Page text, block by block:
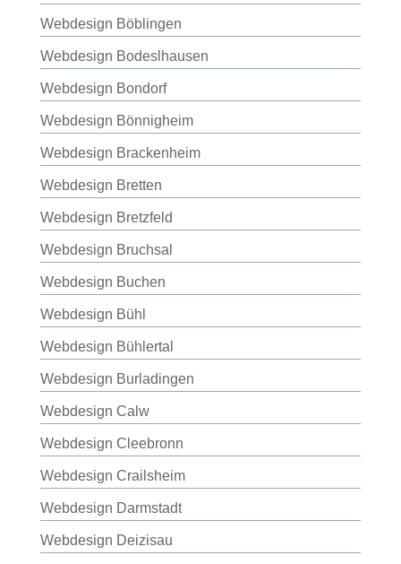
Webdesign Böblingen
Webdesign Bodeslhausen
Webdesign Bondorf
Webdesign Bönnigheim
Webdesign Brackenheim
Webdesign Bretten
Webdesign Bretzfeld
Webdesign Bruchsal
Webdesign Buchen
Webdesign Bühl
Webdesign Bühlertal
Webdesign Burladingen
Webdesign Calw
Webdesign Cleebronn
Webdesign Crailsheim
Webdesign Darmstadt
Webdesign Deizisau